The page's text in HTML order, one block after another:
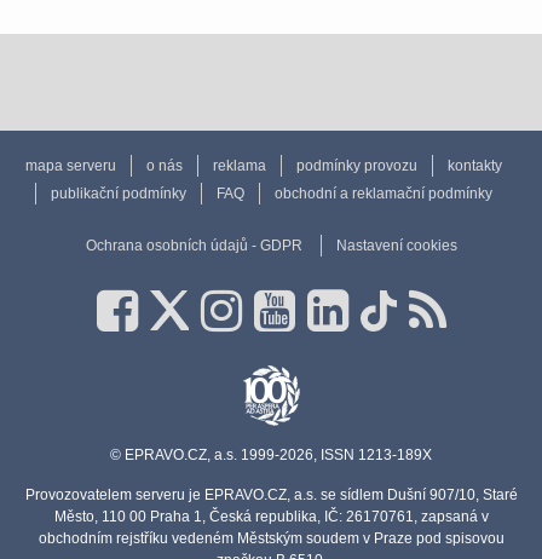
mapa serveru o nás reklama podmínky provozu
kontakty
publikační podmínky
FAQ obchodní a reklamační podmínky
Ochrana osobních údajů - GDPR Nastavení cookies
© EPRAVO.CZ, a.s. 1999-2026, ISSN 1213-189X
Provozovatelem serveru je EPRAVO.CZ, a.s. se sídlem Dušní 907/10, Staré
Město, 110 00 Praha 1, Česká republika, IČ: 26170761, zapsaná v
obchodním rejstříku vedeném Městským soudem v Praze pod spisovou